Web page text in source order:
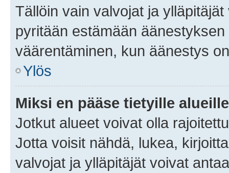
Tällöin vain valvojat ja
pyritään estämään
väärentäminen, kun äänestys
Ylös
Miksi en pääse tietyille
Jotkut alueet voivat olla
Jotta voisit nähdä, lukea,
valvojat ja ylläpitäjät voivat